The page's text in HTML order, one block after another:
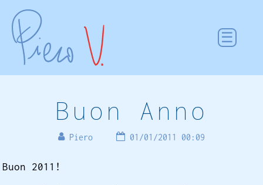
Buon Anno
Piero 01/01/2011 00:09
Buon 2011!